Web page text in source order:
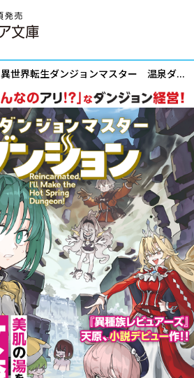
異世界転生ダンジョンマスター 温泉ダ...